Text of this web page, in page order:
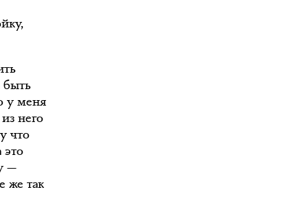
быть
у меня
него
что
—
же так